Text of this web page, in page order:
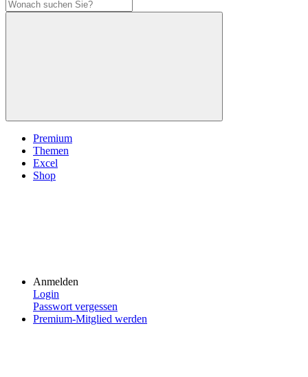
Premium
Themen
Excel
Shop
Anmelden
Login
Passwort vergessen
Premium-Mitglied werden